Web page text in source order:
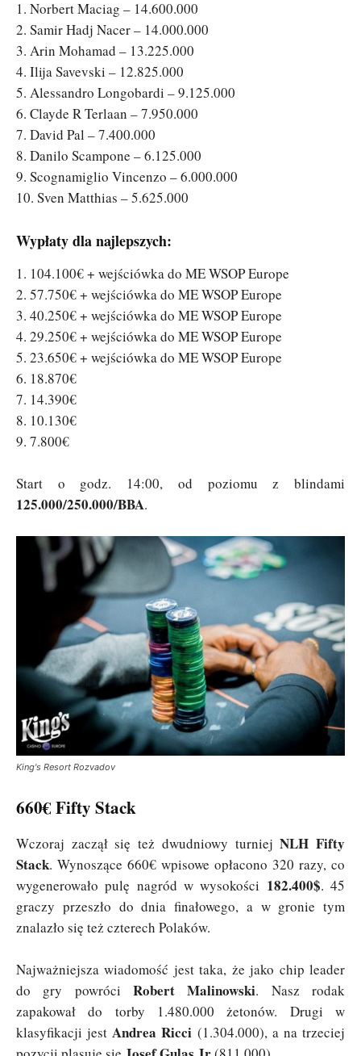
1. Norbert Maciag – 14.600.000
2. Samir Hadj Nacer – 14.000.000
3. Arin Mohamad – 13.225.000
4. Ilija Savevski – 12.825.000
5. Alessandro Longobardi – 9.125.000
6. Clayde R Terlaan – 7.950.000
7. David Pal – 7.400.000
8. Danilo Scampone – 6.125.000
9. Scognamiglio Vincenzo – 6.000.000
10. Sven Matthias – 5.625.000
Wypłaty dla najlepszych:
1. 104.100€ + wejściówka do ME WSOP Europe
2. 57.750€ + wejściówka do ME WSOP Europe
3. 40.250€ + wejściówka do ME WSOP Europe
4. 29.250€ + wejściówka do ME WSOP Europe
5. 23.650€ + wejściówka do ME WSOP Europe
6. 18.870€
7. 14.390€
8. 10.130€
9. 7.800€
Start o godz. 14:00, od poziomu z blindami
125.000/250.000/BBA.
King's Resort Rozvadov
660€ Fifty Stack
Wczoraj zaczął się też dwudniowy turniej NLH Fifty
Stack. Wynoszące 660€ wpisowe opłacono 320 razy, co
wygenerowało pulę nagród w wysokości 182.400$. 45
graczy przeszło do dnia finałowego, a w gronie tym
znalazło się też czterech Polaków.
Najważniejsza wiadomość jest taka, że jako chip leader
do gry powróci Robert Malinowski. Nasz rodak
zapakował do torby 1.480.000 żetonów. Drugi w
klasyfikacji jestAndrea Ricci (1.304.000), a na trzeciej